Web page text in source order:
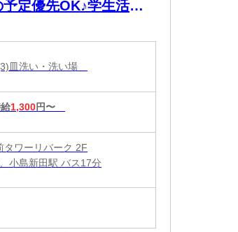
定優先OK♪学生活躍
皿洗い・洗い場
1,300円〜
タワーリバーク 2F
小島新田駅 バス17分